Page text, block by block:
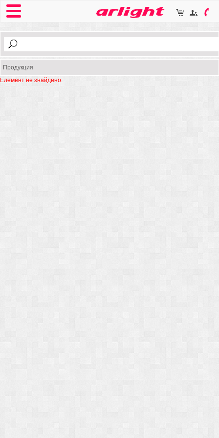
Продукция
Елемент не знайдено.